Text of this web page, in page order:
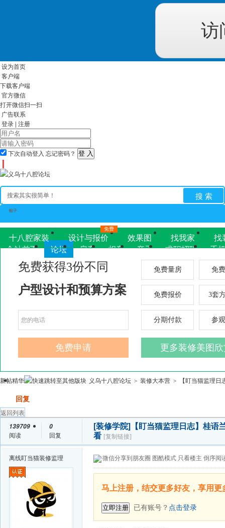
访
设为首页
客户端
下载客户端
官方微信
打开微信扫一扫
广告联系
登录 | 注册
下次自动登入 忘记密码？
帖子
搜 索
全站首页 论坛 房产 相亲 亲子 求职招聘 手
十八腔家裝 设计与报价
免费
效果图 找我家 找
新帖精华 义乌十八腔论坛 > 装修大本营 > 【盯当猫监理
回复
返回列表
139709
阅读
0
回复
[装修学院] 【盯当猫监理日志】桂
看 [复制链接]
离线盯当猫装修监理 微信分享到朋友圈 图酷模式 只看楼主 倒序阅
马上注册，结交更多好友，享用
立即注册 已有账号？ 点击登录